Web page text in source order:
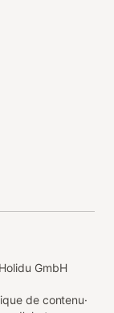
GmbH
de contenu·